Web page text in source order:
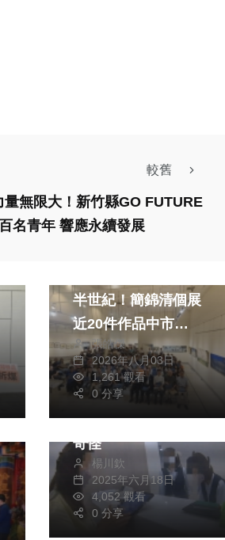
較舊
量無限大！新竹縣GO FUTURE
名青年 響應永續發展
半世紀！簡錦清個展
近20件作品中市首
度公開
張皓傑
2026年八月03日
1,261 觀看
0 分享
社會
外籍網友要借工程款
簡體中文馬ㄟ通引人
奇怪
楊川欽
2025年六月18日
4,052 觀看
0 分享